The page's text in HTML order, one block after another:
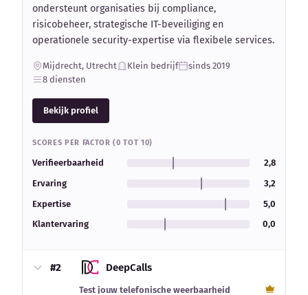
ondersteunt organisaties bij compliance,
risicobeheer, strategische IT-beveiliging en
operationele security-expertise via flexibele services.
Mijdrecht, Utrecht Klein bedrijf
sinds 2019
8 diensten
Bekijk profiel
SCORES PER FACTOR (0 TOT 10)
Verifieerbaarheid
2,8
Ervaring
3,2
Expertise
5,0
Klantervaring
0,0
#2 DeepCalls
Test jouw telefonische weerbaarheid